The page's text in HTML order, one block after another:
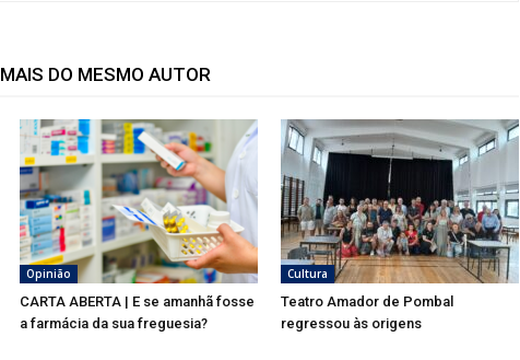
MAIS DO MESMO AUTOR
Opinião
CARTA ABERTA | E se amanhã fosse
a farmácia da sua freguesia?
Cultura
Teatro Amador de Pombal
regressou às origens